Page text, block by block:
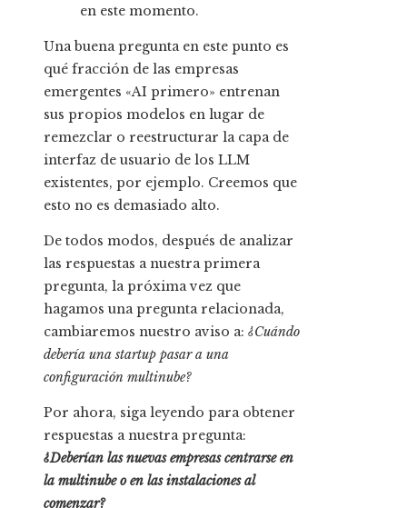
en este momento.
Una buena pregunta en este punto es
qué fracción de las empresas
emergentes «AI primero» entrenan
sus propios modelos en lugar de
remezclar o reestructurar la capa de
interfaz de usuario de los LLM
existentes, por ejemplo. Creemos que
esto no es demasiado alto.
De todos modos, después de analizar
las respuestas a nuestra primera
pregunta, la próxima vez que
hagamos una pregunta relacionada,
cambiaremos nuestro aviso a: ¿Cuándo
debería una startup pasar a una
configuración multinube?
Por ahora, siga leyendo para obtener
respuestas a nuestra pregunta:
¿Deberían las nuevas empresas centrarse en
la multinube o en las instalaciones al
comenzar?